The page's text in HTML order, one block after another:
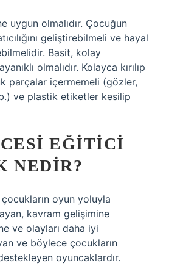
uygun olmalıdır. Çocuğun
geliştirebilmeli ve hayal
Basit, kolay
olmalıdır. Kolayca kırılıp
parçalar içermemeli (gözler,
ve plastik etiketler kesilip
EĞITICI
NEDIR?
oyun yoluyla
kavram gelişimine
ve olayları daha iyi
ve böylece çocukların
oyuncaklardır.